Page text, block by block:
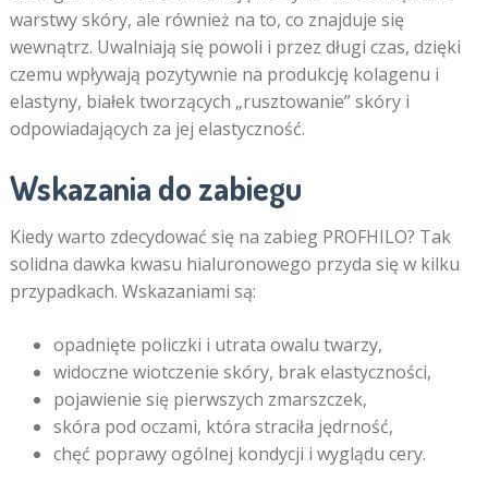
warstwy skóry, ale również na to, co znajduje się
wewnątrz. Uwalniają się powoli i przez długi czas, dzięki
czemu wpływają pozytywnie na produkcję kolagenu i
elastyny, białek tworzących „rusztowanie” skóry i
odpowiadających za jej elastyczność.
Wskazania do zabiegu
Kiedy warto zdecydować się na zabieg PROFHILO? Tak
solidna dawka kwasu hialuronowego przyda się w kilku
przypadkach. Wskazaniami są:
opadnięte policzki i utrata owalu twarzy,
widoczne wiotczenie skóry, brak elastyczności,
pojawienie się pierwszych zmarszczek,
skóra pod oczami, która straciła jędrność,
chęć poprawy ogólnej kondycji i wyglądu cery.